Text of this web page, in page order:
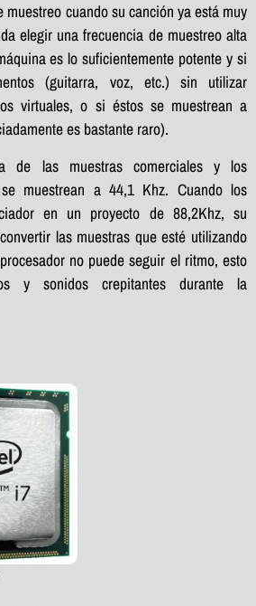
cuando su canción ya está muy
elegir una frecuencia de muestreo alta
es lo suficientemente potente y si
(guitarra, voz, etc.) sin utilizar
virtuales, o si éstos se muestrean a
es bastante raro).
de las muestras comerciales y los
muestrean a 44,1 Khz. Cuando los
en un proyecto de 88,2Khz, su
las muestras que esté utilizando
no puede seguir el ritmo, esto
y sonidos crepitantes durante la